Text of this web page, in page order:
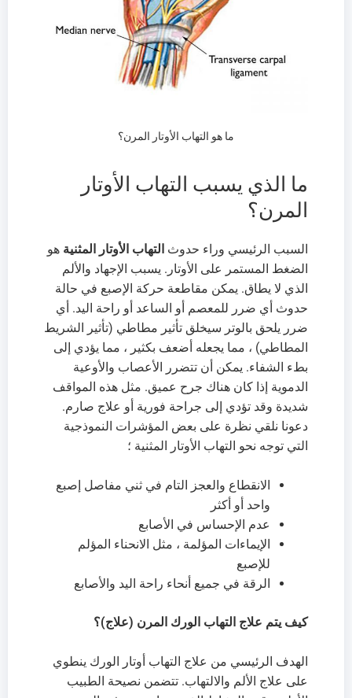
ما هو التهاب الأوتار المرن؟
ما الذي يسبب التهاب الأوتار
المرن؟
السبب الرئيسي وراء حدوث التهاب الأوتار المثنية هو
الضغط المستمر على الأوتار. يسبب الإجهاد والألم
الذي لا يطاق. يمكن مقاطعة حركة الإصبع في حالة
حدوث أي ضرر للمعصم أو الساعد أو راحة اليد. أي
ضرر يلحق بالوتر سيخلق تأثير مطاطي (تأثير الشريط
المطاطي) ، مما يجعله أضعف بكثير ، مما يؤدي إلى
بطء الشفاء. يمكن أن تتضرر الأعصاب والأوعية
الدموية إذا كان هناك جرح عميق. مثل هذه المواقف
شديدة وقد تؤدي إلى جراحة فورية أو علاج صارم.
دعونا نلقي نظرة على بعض المؤشرات النموذجية
التي توجه نحو التهاب الأوتار المثنية ؛
الانقطاع والعجز التام في ثني مفاصل إصبع
واحد أو أكثر
عدم الإحساس في الأصابع
الإيماءات المؤلمة ، مثل الانحناء المؤلم
للإصبع
الرقة في جميع أنحاء راحة اليد والأصابع
كيف يتم علاج التهاب الورك المرن (علاج)؟
الهدف الرئيسي من علاج التهاب أوتار الورك ينطوي
على علاج الألم والالتهاب. تتضمن نصيحة الطبيب